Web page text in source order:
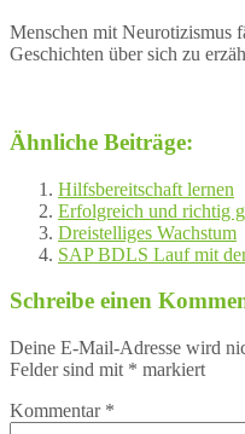
Menschen mit Neurotizismus
Geschichten über sich zu
Ähnliche Beiträge:
Hilfsbereitschaft lernen
Erfolgreich und richtig
Dreistelliges Wachstum
SAP BDLS Lauf mit
Schreibe einen
Deine E-Mail-Adresse wird
Felder sind mit * markiert
Kommentar *